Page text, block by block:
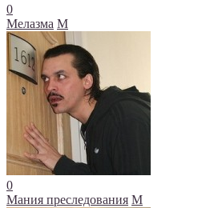
0
Мелазма М
0
Мания преследования М